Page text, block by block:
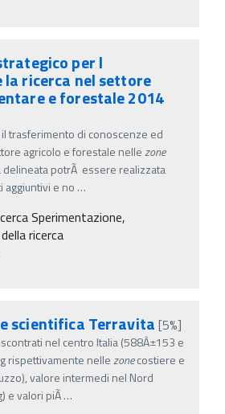
per l
la ricerca nel settore
e forestale 2014
trasferimento di conoscenze ed
agricolo e forestale nellezone
delineata potrÃ essere realizzata
aggiuntivi e no …
Sperimentazione,
ricerca
scientifica Terravita [5%]
nel centro Italia (588Â±153 e
rispettivamente nellezonecostiere e
valore intermedi nel Nord
e valori piÃ…